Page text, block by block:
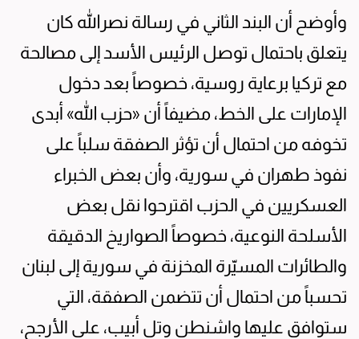
وأوضح أن البند الثاني في رسالة نصرالله كان
يتعلق باحتمال توصل الرئيس الأسد إلى مصالحة
مع تركيا برعاية روسية، خصوصاً بعد دخول
الإمارات على الخط، مضيفاً أن «حزب الله» أبدى
تخوفه من احتمال أن تؤثر الصفقة سلباً على
نفوذ طهران في سورية، وأن بعض الخبراء
العسكريين في الحزب اقترحوا نقل بعض
الأسلحة النوعية، خصوصاً الصواريخ الدقيقة
والطائرات المسيّرة المخزنة في سورية إلى لبنان
تحسباً من احتمال أن تتضمن الصفقة، التي
ستوافق عليها واشنطن وتل أبيب، على الأرجح،